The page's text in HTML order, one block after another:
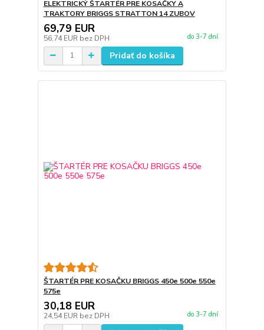
ELEKTRICKÝ ŠTARTÉR PRE KOSAČKY A
TRAKTORY BRIGGS STRATTON 14 ZUBOV
69,79 EUR
56,74 EUR bez DPH do 3-7 dní
Pridať do košíka
ŠTARTÉR PRE KOSAČKU BRIGGS 450e 500e 550e
575e
30,18 EUR
24,54 EUR bez DPH do 3-7 dní